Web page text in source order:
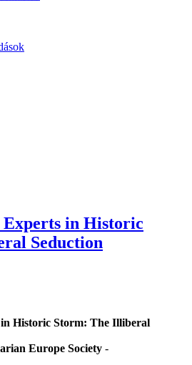
in Historic
Seduction
Historic Storm: The Illiberal
Europe Society -